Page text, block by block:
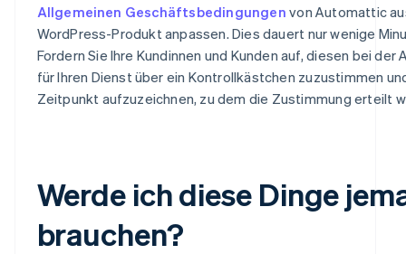
Allgemeinen Geschäftsbedingungen von Automattic
WordPress-Produkt anpassen. Dies dauert nur wenige
Fordern Sie Ihre Kundinnen und Kunden auf, diesen bei der
für Ihren Dienst über ein Kontrollkästchen zuzustimmen
Zeitpunkt aufzuzeichnen, zu dem die Zustimmung erteilt
Werde ich diese Dinge
brauchen?